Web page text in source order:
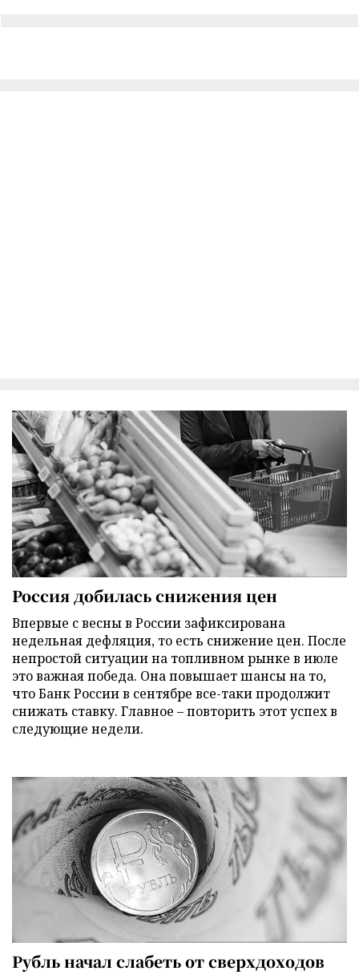
Россия добилась снижения цен
Впервые с весны в России зафиксирована
недельная дефляция, то есть снижение цен. После
непростой ситуации на топливном рынке в июле
это важная победа. Она повышает шансы на то,
что Банк России в сентябре все-таки продолжит
снижать ставку. Главное – повторить этот успех в
следующие недели.
Рубль начал слабеть от сверхдоходов